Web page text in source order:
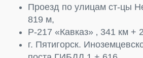
Проезд по улицам ст-цы
819 м,
Р-217 «Кавказ» ‚ 341 км +
г. Пятигорск.